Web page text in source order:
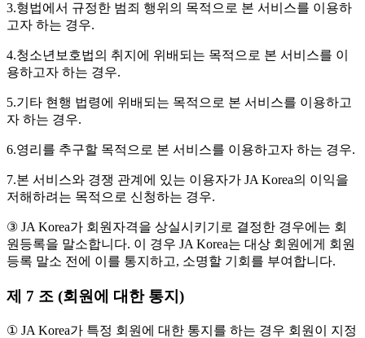
3.형법에서 규정한 범죄 행위의 목적으로 본 서비스를 이용하
고자 하는 경우.
4.청소년보호법의 취지에 위배되는 목적으로 본 서비스를 이
용하고자 하는 경우.
5.기타 현행 법령에 위배되는 목적으로 본 서비스를 이용하고
자 하는 경우.
6.영리를 추구할 목적으로 본 서비스를 이용하고자 하는 경우.
7.본 서비스와 경쟁 관계에 있는 이용자가 JA Korea의 이익을
저해하려는 목적으로 신청하는 경우.
③ JA Korea가 회원자격을 상실시키기로 결정한 경우에는 회
원등록을 말소합니다. 이 경우 JA Korea는 대상 회원에게 회원
등록 말소 전에 이를 통지하고, 소명할 기회를 부여합니다.
제 7 조 (회원에 대한 통지)
① JA Korea가 특정 회원에 대한 통지를 하는 경우 회원이 지정